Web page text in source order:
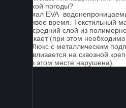
для сухой погоды?
Материал EVA
дождливое время. Текстильный
имеет средний слой из
пропускает (при этом
серии Люкс с металлическим
устанавливается на сквозной
ковра в этом месте нарушена).